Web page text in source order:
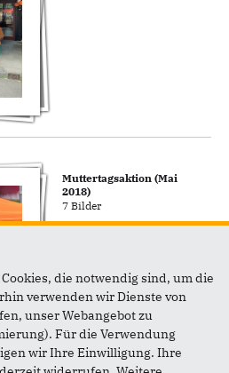
Muttertagsaktion (Mai
2018)
7 Bilder
die notwendig sind, um die
verwenden wir Dienste von
unser Webangebot zu
Für die Verwendung
wir Ihre Einwilligung. Ihre